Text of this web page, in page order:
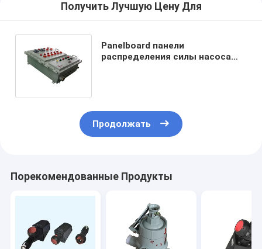
Получить Лучшую Цену Для
Panelboard панели
распределения силы насоса
Продолжать
Порекомендованные Продукты